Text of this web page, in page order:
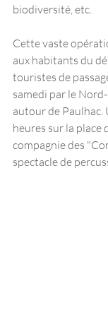
biodiversité, etc.
Cette vaste
aux habitants du
touristes de
samedi par le
autour de Paulhac.
heures sur la place
compagnie des
spectacle de